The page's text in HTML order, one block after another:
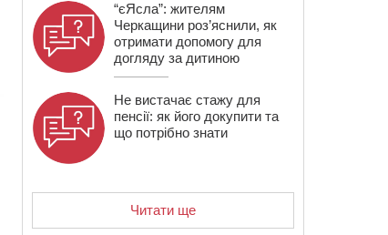
“єЯсла”: жителям
Черкащини роз’яснили, як
отримати допомогу для
догляду за дитиною
Не вистачає стажу для
пенсії: як його докупити та
що потрібно знати
Читати ще